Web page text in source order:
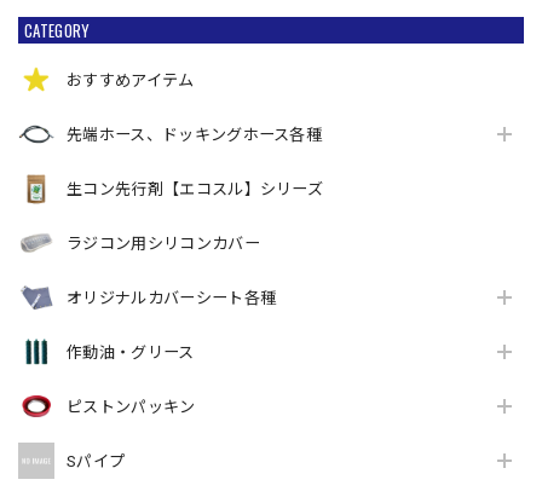
CATEGORY
おすすめアイテム
先端ホース、ドッキングホース各種
生コン先行剤【エコスル】シリーズ
ラジコン用シリコンカバー
オリジナルカバーシート各種
作動油・グリース
ピストンパッキン
Sパイプ